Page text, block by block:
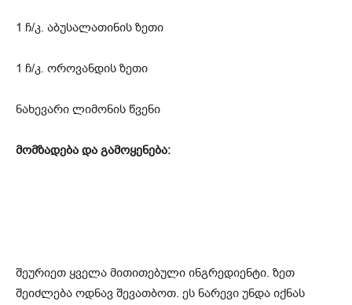
1 ჩ/კ. აბუსალათინის ზეთი
1 ჩ/კ. ოროვანდის ზეთი
ნახევარი ლიმონის წვენი
მომზადება და გამოყენება:
შეურიეთ ყველა მითითებული ინგრედიენტი. ზეთ
შეიძლება ოდნავ შევათბოთ. ეს ნარევი უნდა იქნას